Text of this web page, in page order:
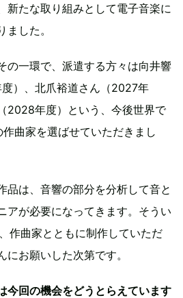
新たな取り組みとして電子音楽に
した。
の一環で、派遣する方々は向井響
）、北爪裕道さん（2027年
2028年度）という、今後世界で
曲家を選ばせていただきまし
品は、音響の部分を分析して音と
アが必要になってきます。そうい
作曲家とともに制作していただ
お願いした次第です。
回の機会をどうとらえています